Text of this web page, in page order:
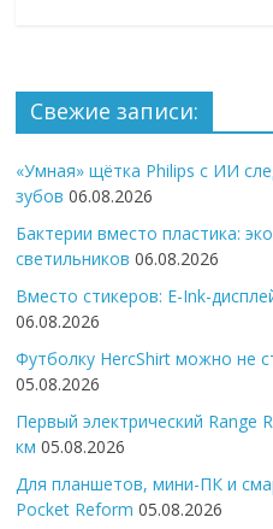
Свежие записи:
«Умная» щётка Philips с ИИ
зубов 06.08.2026
Бактерии вместо пластика:
светильников 06.08.2026
Вместо стикеров: E-Ink-
06.08.2026
Футболку HercShirt можно не
05.08.2026
Первый электрический Range
км 05.08.2026
Для планшетов, мини-ПК и
Pocket Reform 05.08.2026